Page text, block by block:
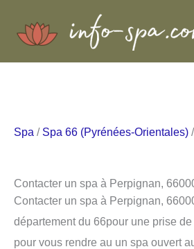
Spa / Spa 66 (Pyrénées-Orientales)
Contacter un spa à Perpignan,
Contacter un spa à Perpignan,
département du 66pour une prise
pour vous rendre au un spa ouvert